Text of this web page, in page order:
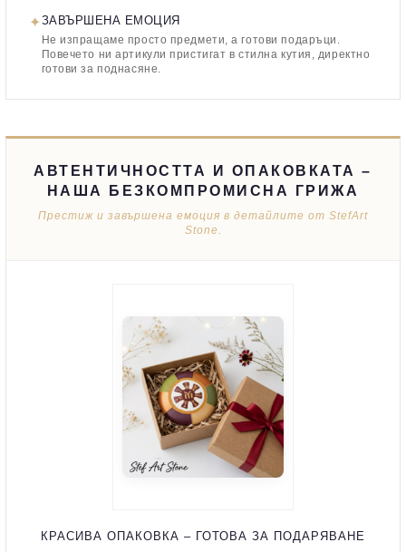
✦ЗАВЪРШЕНА ЕМОЦИЯ
Не изпращаме просто предмети, а готови подаръци.
Повечето ни артикули пристигат в стилна кутия, директно
готови за поднасяне.
АВТЕНТИЧНОСТТА И ОПАКОВКАТА –
НАША БЕЗКОМПРОМИСНА ГРИЖА
Престиж и завършена емоция в детайлите от StefArt
Stone.
КРАСИВА ОПАКОВКА – ГОТОВА ЗА ПОДАРЯВАНЕ